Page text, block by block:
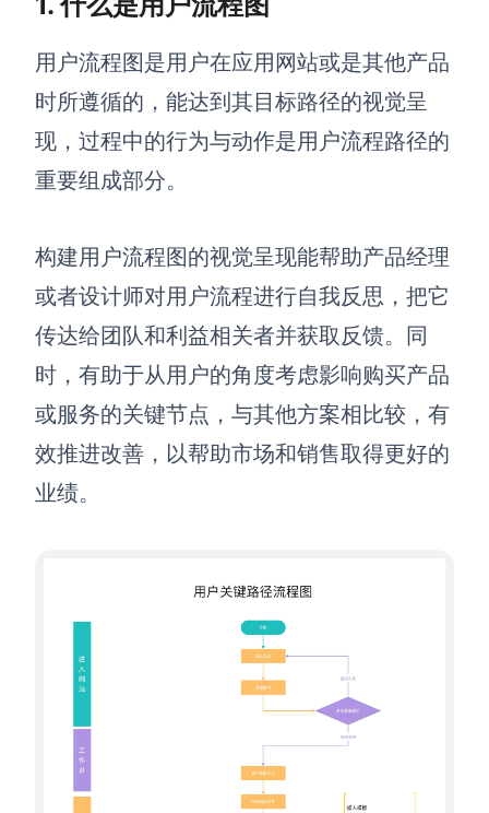
在线白板
敏捷实践
在线绘图
思维和灵感整理
路线图
ER图
UML图
数据流图
情绪板
AI创作
创意与绘图
AI生成思维导图
战略与流程设计
用户流程图是用户在应用网站或是其他产品
时所遵循的，能达到其目标路径的视觉呈
现，过程中的行为与动作是用户流程路径的
重要组成部分。
构建用户流程图的视觉呈现能帮助产品经理
或者设计师对用户流程进行自我反思，把它
传达给团队和利益相关者并获取反馈。同
时，有助于从用户的角度考虑影响购买产品
或服务的关键节点，与其他方案相比较，有
效推进改善，以帮助市场和销售取得更好的
业绩。